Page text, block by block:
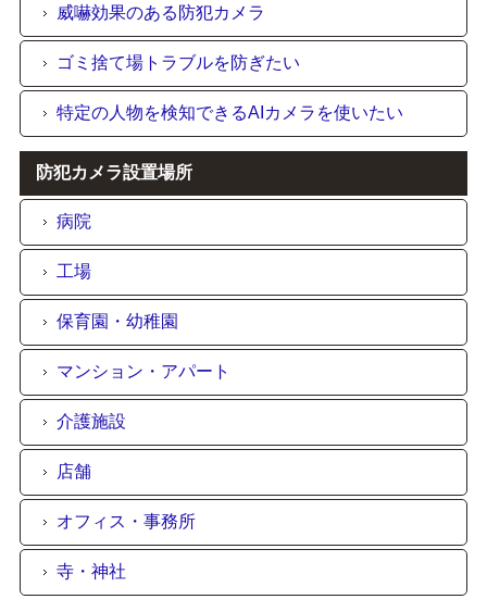
威嚇効果のある防犯カメラ
ゴミ捨て場トラブルを防ぎたい
特定の人物を検知できるAIカメラを使いたい
防犯カメラ設置場所
病院
工場
保育園・幼稚園
マンション・アパート
介護施設
店舗
オフィス・事務所
寺・神社